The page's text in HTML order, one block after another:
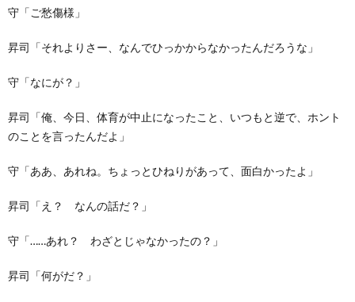
守「ご愁傷様」
昇司「それよりさー、なんでひっかからなかったんだろうな」
守「なにが？」
昇司「俺、今日、体育が中止になったこと、いつもと逆で、ホント
のことを言ったんだよ」
守「ああ、あれね。ちょっとひねりがあって、面白かったよ」
昇司「え？ なんの話だ？」
守「……あれ？ わざとじゃなかったの？」
昇司「何がだ？」